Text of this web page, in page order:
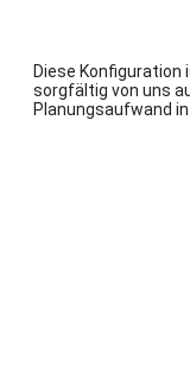
KUBIKUS
Diese Konfiguration
sorgfältig von uns
Planungsaufwand